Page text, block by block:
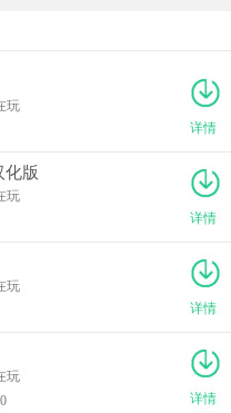
玩
详情
化版
玩
详情
玩
详情
玩
详情